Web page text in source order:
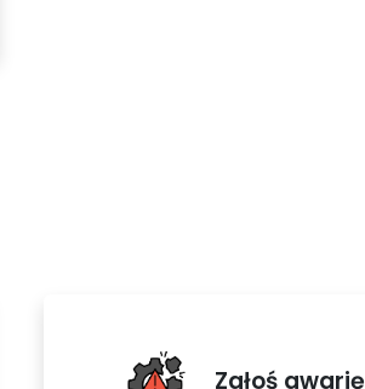
Zgłoś awarię